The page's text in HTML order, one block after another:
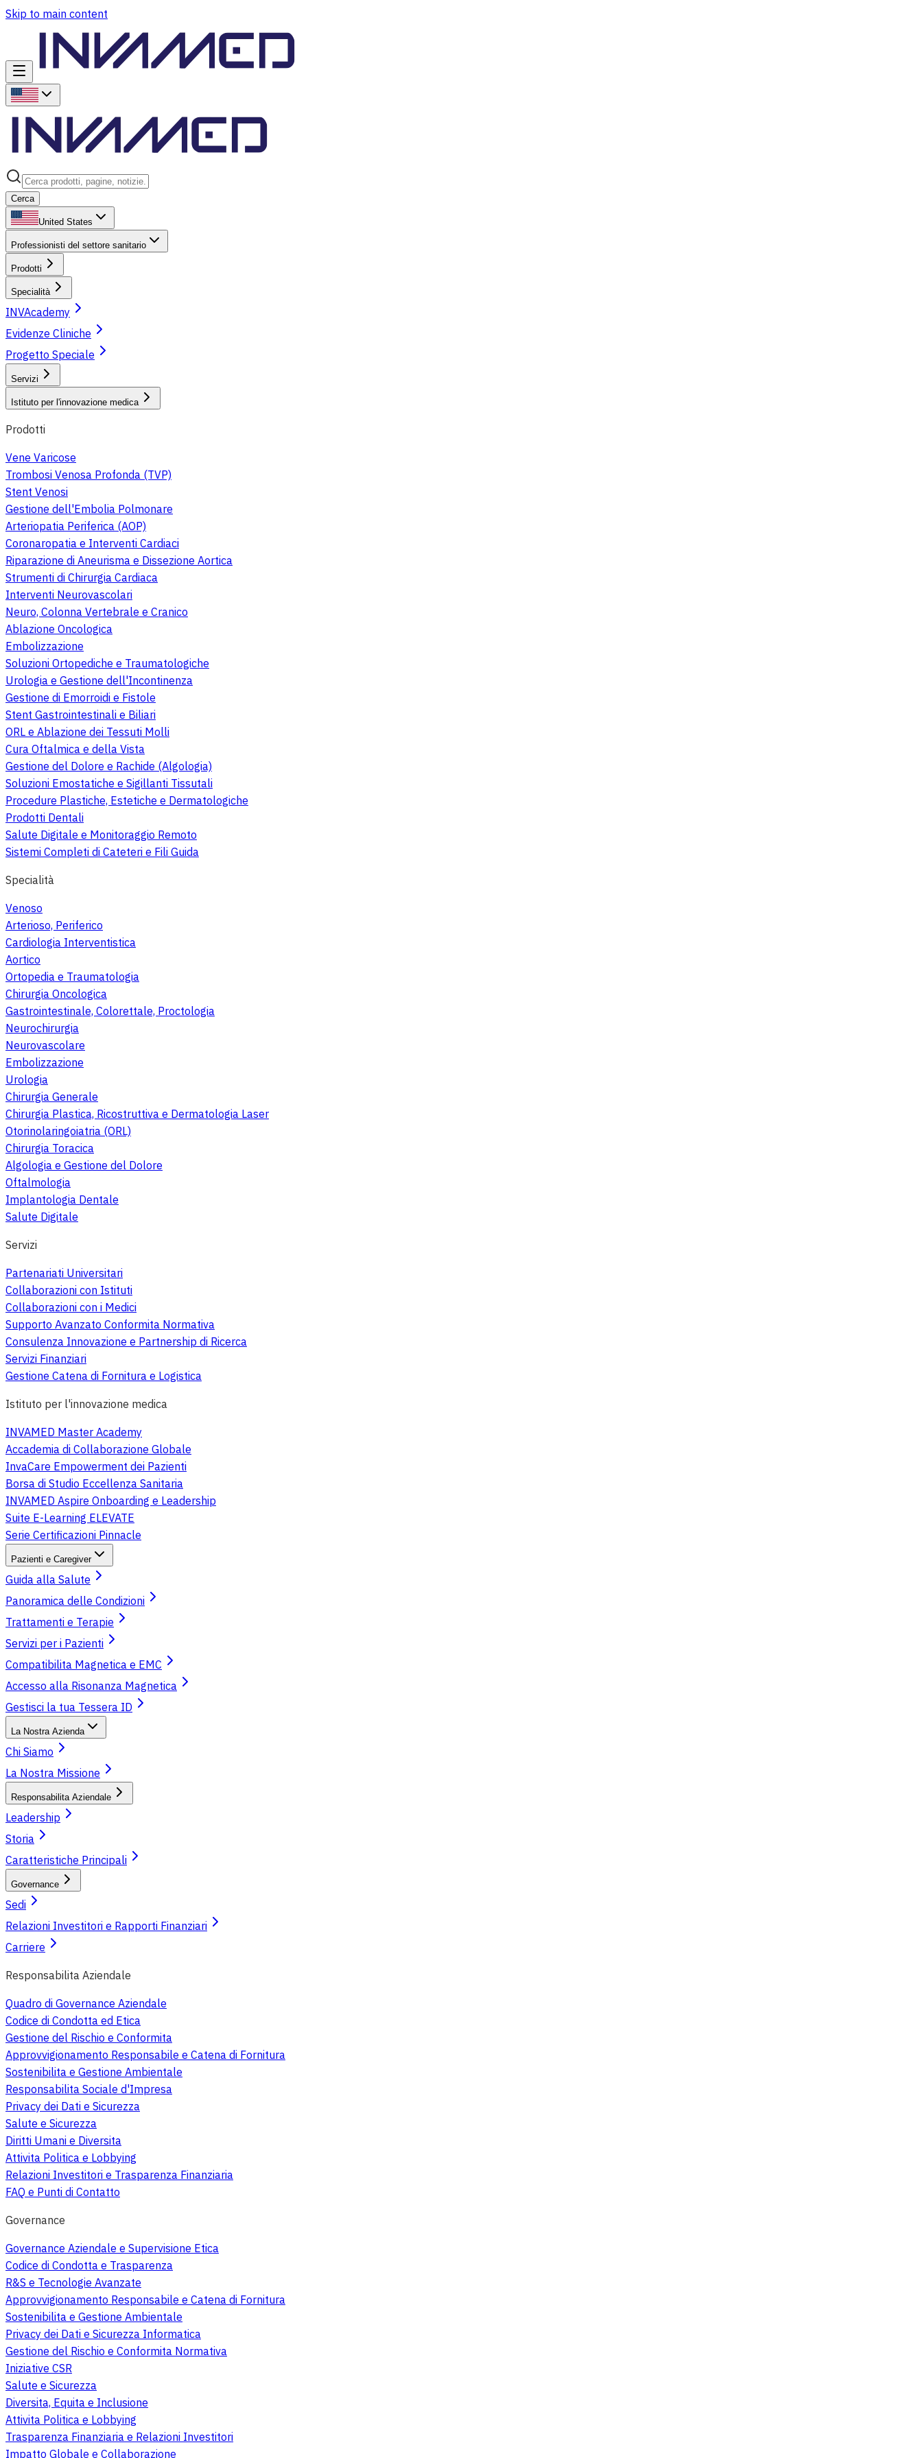
Skip to main content
Cerca
United States
Professionisti del settore sanitario
Prodotti
Specialità
INVAcademy
Evidenze Cliniche
Progetto Speciale
Servizi
Istituto per l'innovazione medica
Prodotti
Vene Varicose
Trombosi Venosa Profonda (TVP)
Stent Venosi
Gestione dell'Embolia Polmonare
Arteriopatia Periferica (AOP)
Coronaropatia e Interventi Cardiaci
Riparazione di Aneurisma e Dissezione Aortica
Strumenti di Chirurgia Cardiaca
Interventi Neurovascolari
Neuro, Colonna Vertebrale e Cranico
Ablazione Oncologica
Embolizzazione
Soluzioni Ortopediche e Traumatologiche
Urologia e Gestione dell'Incontinenza
Gestione di Emorroidi e Fistole
Stent Gastrointestinali e Biliari
ORL e Ablazione dei Tessuti Molli
Cura Oftalmica e della Vista
Gestione del Dolore e Rachide (Algologia)
Soluzioni Emostatiche e Sigillanti Tissutali
Procedure Plastiche, Estetiche e Dermatologiche
Prodotti Dentali
Salute Digitale e Monitoraggio Remoto
Sistemi Completi di Cateteri e Fili Guida
Specialità
Venoso
Arterioso, Periferico
Cardiologia Interventistica
Aortico
Ortopedia e Traumatologia
Chirurgia Oncologica
Gastrointestinale, Colorettale, Proctologia
Neurochirurgia
Neurovascolare
Embolizzazione
Urologia
Chirurgia Generale
Chirurgia Plastica, Ricostruttiva e Dermatologia Laser
Otorinolaringoiatria (ORL)
Chirurgia Toracica
Algologia e Gestione del Dolore
Oftalmologia
Implantologia Dentale
Salute Digitale
Servizi
Partenariati Universitari
Collaborazioni con Istituti
Collaborazioni con i Medici
Supporto Avanzato Conformita Normativa
Consulenza Innovazione e Partnership di Ricerca
Servizi Finanziari
Gestione Catena di Fornitura e Logistica
Istituto per l'innovazione medica
INVAMED Master Academy
Accademia di Collaborazione Globale
InvaCare Empowerment dei Pazienti
Borsa di Studio Eccellenza Sanitaria
INVAMED Aspire Onboarding e Leadership
Suite E-Learning ELEVATE
Serie Certificazioni Pinnacle
Pazienti e Caregiver
Guida alla Salute
Panoramica delle Condizioni
Trattamenti e Terapie
Servizi per i Pazienti
Compatibilita Magnetica e EMC
Accesso alla Risonanza Magnetica
Gestisci la tua Tessera ID
La Nostra Azienda
Chi Siamo
La Nostra Missione
Responsabilita Aziendale
Leadership
Storia
Caratteristiche Principali
Governance
Sedi
Relazioni Investitori e Rapporti Finanziari
Carriere
Responsabilita Aziendale
Quadro di Governance Aziendale
Codice di Condotta ed Etica
Gestione del Rischio e Conformita
Approvvigionamento Responsabile e Catena di Fornitura
Sostenibilita e Gestione Ambientale
Responsabilita Sociale d'Impresa
Privacy dei Dati e Sicurezza
Salute e Sicurezza
Diritti Umani e Diversita
Attivita Politica e Lobbying
Relazioni Investitori e Trasparenza Finanziaria
FAQ e Punti di Contatto
Governance
Governance Aziendale e Supervisione Etica
Codice di Condotta e Trasparenza
R&S e Tecnologie Avanzate
Approvvigionamento Responsabile e Catena di Fornitura
Sostenibilita e Gestione Ambientale
Privacy dei Dati e Sicurezza Informatica
Gestione del Rischio e Conformita Normativa
Iniziative CSR
Salute e Sicurezza
Diversita, Equita e Inclusione
Attivita Politica e Lobbying
Trasparenza Finanziaria e Relazioni Investitori
Impatto Globale e Collaborazione